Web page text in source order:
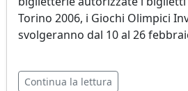
Torino 2006, i Giochi Olimpici
svolgeranno dal 10 al 26
Continua la lettura